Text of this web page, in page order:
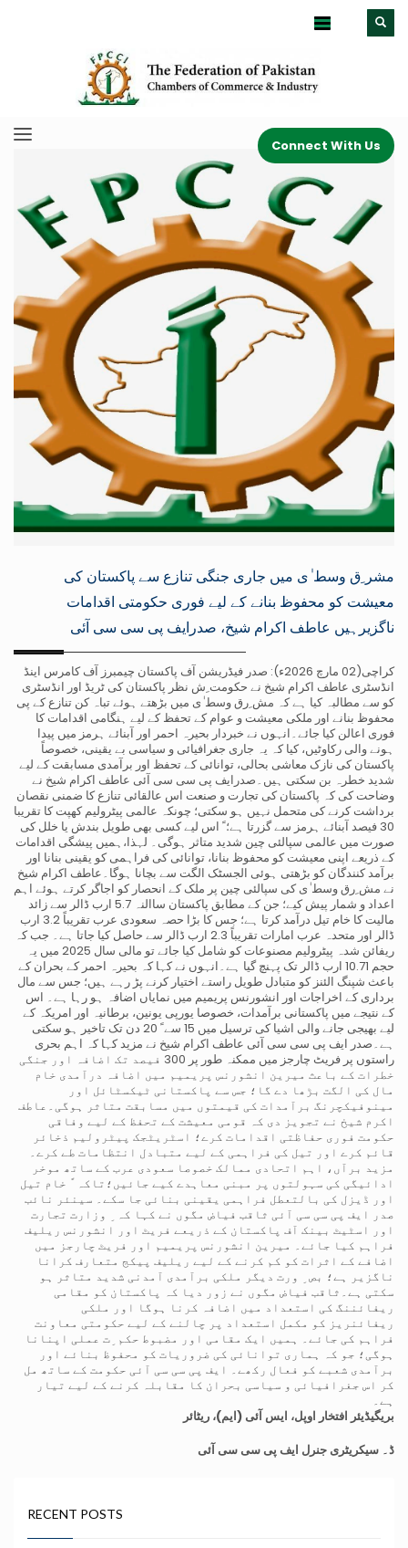
Connect With Us
مشر ِق وسط ٰی میں جاری جنگی تنازع سے پاکستان کی
معیشت کو محفوظ بنانے کے لیے فوری حکومتی اقدامات
ناگزیرہیں عاطف اکرام شیخ، صدرایف پی سی سی آئی
کراچی(02 مارچ 2026ء): صدر فیڈریشن آف پاکستان چیمبرز آف کامرس اینڈ
انڈسٹری عاطف اکرام شیخ نے حکومت ِش نظر پاکستان کی ٹریڈ اور انڈسٹری
کو سے مطالبہ کیا ہے کہ مش ِرق وسط ٰی میں بڑھتے ہوئے تباہ کن تنازع کے پی
محفوظ بنانے اور ملکی معیشت و عوام کے تحفظ کے لیے ہنگامی اقدامات کا
فوری اعالن کیا جائے۔انہوں نے خبردار بحیرہ احمر اور آبنائے ہرمز میں پیدا
ہونے والی رکاوٹیں، کیا کہ یہ جاری جغرافیائی و سیاسی بے یقینی، خصوصاً
پاکستان کی نازک معاشی بحالی، توانائی کے تحفظ اور برآمدی مسابقت کے لیے
شدید خطرہ بن سکتی ہیں۔صدرایف پی سی سی آئی عاطف اکرام شیخ نے
وضاحت کی کہ پاکستان کی تجارت و صنعت اس عالقائی تنازع کا ضمنی نقصان
برداشت کرنے کی متحمل نہیں ہو سکتی؛ چونکہ عالمی پیٹرولیم کھپت کا تقریبا
30 فیصد آبنائے ہرمز سے گزرتا ہے؛ ً اس لیے کسی بھی طویل بندش یا خلل کی
صورت میں عالمی سپالئی چین شدید متاثر ہوگی۔ لہذا،ہمیں پیشگی اقدامات
کے ذریعے اپنی معیشت کو محفوظ بنانا، توانائی کی فراہمی کو یقینی بنانا اور
برآمد کنندگان کو بڑھتی ہوئی الجسٹک الگت سے بچانا ہوگا۔عاطف اکرام شیخ
نے مش ِرق وسط ٰی کی سپالئی چین پر ملک کے انحصار کو اجاگر کرتے ہوئے اہم
اعداد و شمار پیش کیے؛ جن کے مطابق پاکستان ساالنہ 5.7 ارب ڈالر سے زائد
مالیت کا خام تیل درآمد کرتا ہے؛ جس کا بڑا حصہ سعودی عرب تقریباً 3.2 ارب
ڈالر اور متحدہ عرب امارات تقریباً 2.3 ارب ڈالر سے حاصل کیا جاتا ہے۔ جب کہ
ریفائن شدہ پیٹرولیم مصنوعات کو شامل کیا جائے تو مالی سال 2025 میں یہ
حجم 10.71 ارب ڈالر تک پہنچ گیا ہے۔انہوں نے کہا کہ بحیرہ احمر کے بحران کے
باعث شپنگ الئنز کو متبادل طویل راستے اختیار کرنے پڑ رہے ہیں؛ جس سے مال
برداری کے اخراجات اور انشورنس پریمیم میں نمایاں اضافہ ہو رہا ہے۔ اس
کے نتیجے میں پاکستانی برآمدات، خصوصا یورپی یونین، برطانیہ اور امریکہ کے
لیے بھیجی جانے والی اشیا کی ترسیل میں 15 سے ً 20 دن تک تاخیر ہو سکتی
ہے۔صدر ایف پی سی سی آئی عاطف اکرام شیخ نے مزید کہا کہ اہم بحری
راستوں پر فریٹ چارجز میں ممکنہ طور پر 300 فیصد تک اضافہ اور جنگی
خطرات کے باعث میرین انشورنس پریمیم میں اضافہ درآمدی خام
مال کی الگت بڑھا دے گا؛ جس سے پاکستانی ٹیکسٹائل اور
مینوفیکچرنگ برآمدات کی قیمتوں میں مسابقت متاثر ہوگی۔عاطف
اکرم شیخ نے تجویز دی کہ قومی معیشت کے تحفظ کے لیے وفاقی
حکومت فوری حفاظتی اقدامات کرے؛ اسٹریٹجک پیٹرولیم ذخائر
قائم کرے اور تیل کی فراہمی کے لیے متبادل انتظامات طے کرے۔
مزید برآں، اہم اتحادی ممالک خصوصا سعودی عرب کے ساتھ موخر
ادائیگی کی سہولتوں پر مبنی معاہدے کیے جائیں؛تاکہ ً خام تیل
اور ڈیزل کی بالتعطل فراہمی یقینی بنائی جا سکے۔ سینئر نائب
صدر ایف پی سی سی آئی ثاقب فیاض مگوں نے کہا کہ ِ وزارت تجارت
اور اسٹیٹ بینک آف پاکستان کے ذریعے فریٹ اور انشورنس ریلیف
فراہم کیا جائے۔ میرین انشورنس پریمیم اور فریٹ چارجز میں
اضافے کے اثرات کو کم کرنے کے لیے ریلیف پیکج متعارف کرانا
ناگزیر ہے؛ بص ِ ورت دیگر ملکی برآمدی آمدنی شدید متاثر ہو
سکتی ہے۔ثاقب فیاض مگوں نے زور دیا کہ پاکستان کو مقامی
ریفائننگ کی استعداد میں اضافہ کرنا ہوگا اور ملکی
ریفائنریز کو مکمل استعداد پر چالنے کے لیے حکومتی معاونت
فراہم کی جائے۔ ہمیں ایک مقامی اور مضبوط حکم ِت عملی اپنانا
ہوگی؛ جو کہ ہماری توانائی کی ضروریات کو محفوظ بنائے اور
برآمدی شعبے کو فعال رکھے۔ ایف پی سی سی آئی حکومت کے ساتھ مل
کر اس جغرافیائی و سیاسی بحران کا مقابلہ کرنے کے لیے تیار
ہے۔
بریگیڈیئر افتخار اوپل، ایس آئی (ایم)، ریٹائر
ڈ۔ سیکریٹری جنرل ایف پی سی سی آئی
RECENT POSTS